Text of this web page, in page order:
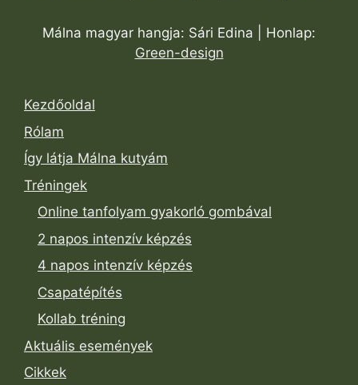
Málna magyar hangja: Sári Edina | Honlap:
Green-design
Kezdőoldal
Rólam
Így látja Málna kutyám
Tréningek
Online tanfolyam gyakorló gombával
2 napos intenzív képzés
4 napos intenzív képzés
Csapatépítés
Kollab tréning
Aktuális események
Cikkek